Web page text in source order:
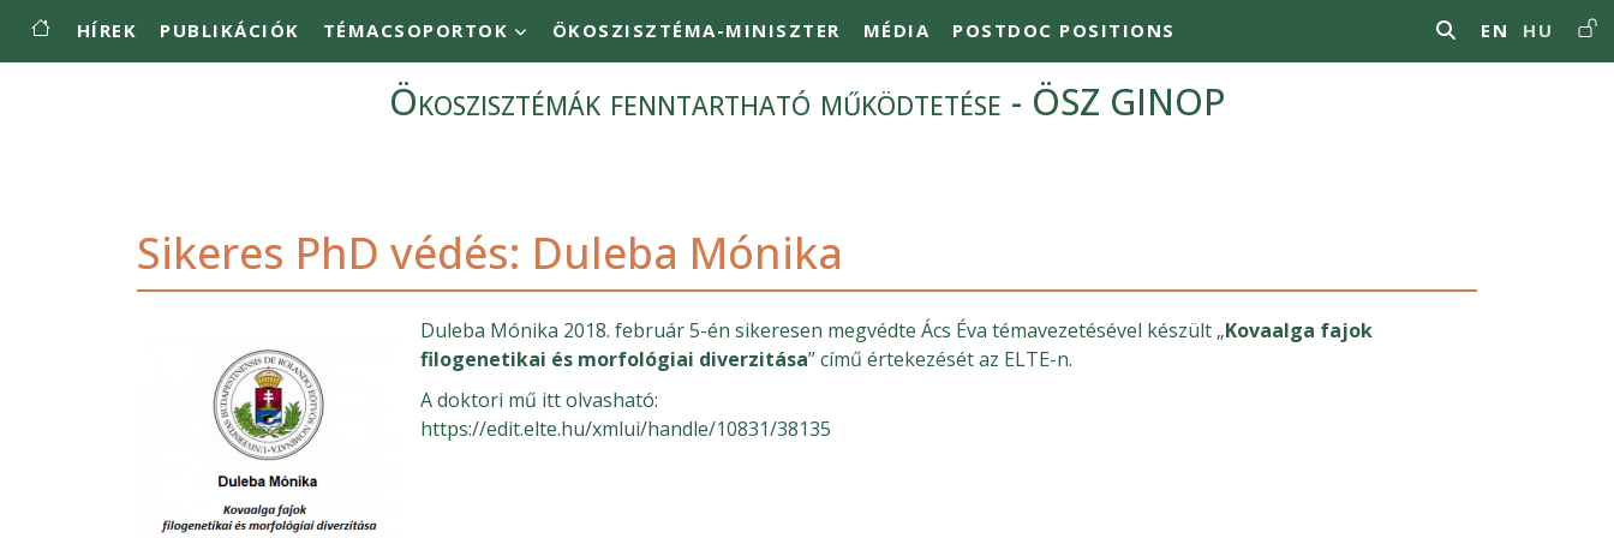
Ökoszisztémák fenntartható működtetése - ÖSZ GINOP
Main menu
HÍREK PUBLIKÁCIÓK TÉMACSOPORTOK ÖKOSZISZTÉMA-MINISZTER MÉDIA POSTDOC POSITIONS EN HU
Sikeres PhD védés: Duleba Mónika
Duleba Mónika 2018. február 5-én sikeresen megvédte Ács Éva témavezetésével készült „Kovaalga fajok
filogenetikai és morfológiai diverzitása” című értekezését az ELTE-n.
A doktori mű itt olvasható:
https://edit.elte.hu/xmlui/handle/10831/38135